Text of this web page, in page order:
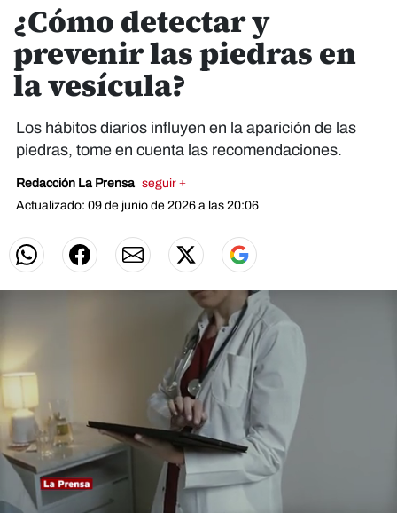
¿Cómo detectar y
prevenir las piedras en
la vesícula?
Los hábitos diarios influyen en la aparición de las
piedras, tome en cuenta las recomendaciones.
Redacción La Prensa seguir +
Actualizado: 09 de junio de 2026 a las 20:06